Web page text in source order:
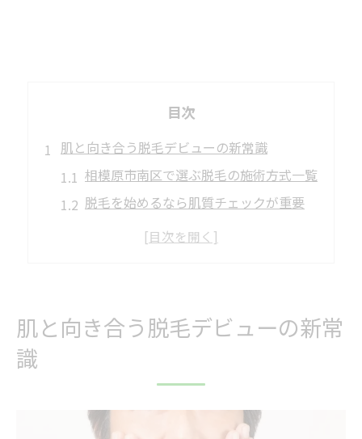
目次
肌と向き合う脱毛デビューの新常識
相模原市南区で選ぶ脱毛の施術方式一覧
脱毛を始めるなら肌質チェックが重要
肌へのやさしさを重視した脱毛の流れ
脱毛前後の肌ケア手順とポイント表
脱毛後のトラブル回避法を徹底解説
肌と向き合う脱毛デビューの新常
識